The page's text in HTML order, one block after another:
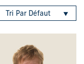
Tri Par Défaut